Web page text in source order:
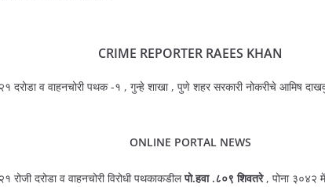
CRIME REPORTER RAEES KHAN
व वाहनचोरी पथक -१ , गुन्हे शाखा , पुणे शहर सरकारी नोकरीचे आमिष
ONLINE PORTAL NEWS
दरोडा व वाहनचोरी विरोधी पथकाकडीलपो.हवा .८०९ शिवतरे, पोना ३०४२